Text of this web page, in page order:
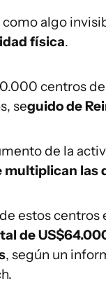
algo
física.
centros
seguido de
de la
multiplican las
estos
de
, según un